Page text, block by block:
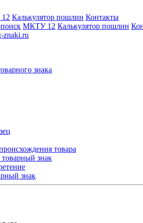
Калькулятор пошлин Контакты
МКТУ 12 Калькулятор пошлин
znaki.ru
знака
товара
знак
знак